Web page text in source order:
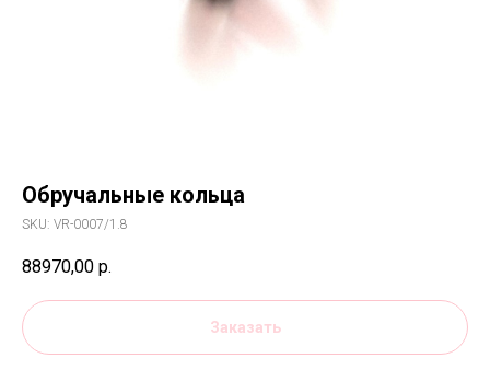
Обручальные кольца
SKU: VR-0007/1.8
88970,00 р.
Заказать